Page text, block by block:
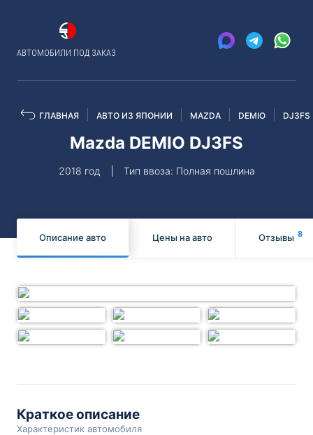
АВТОМОБИЛИ ПОД ЗАКАЗ
ГЛАВНАЯ АВТО ИЗ ЯПОНИИ MAZDA DEMIO DJ3FS
Mazda DEMIO DJ3FS
2018 год Тип ввоза: Полная пошлина
Описание авто Цены на авто Отзывы 8
Краткое описание
Характеристик автомобиля